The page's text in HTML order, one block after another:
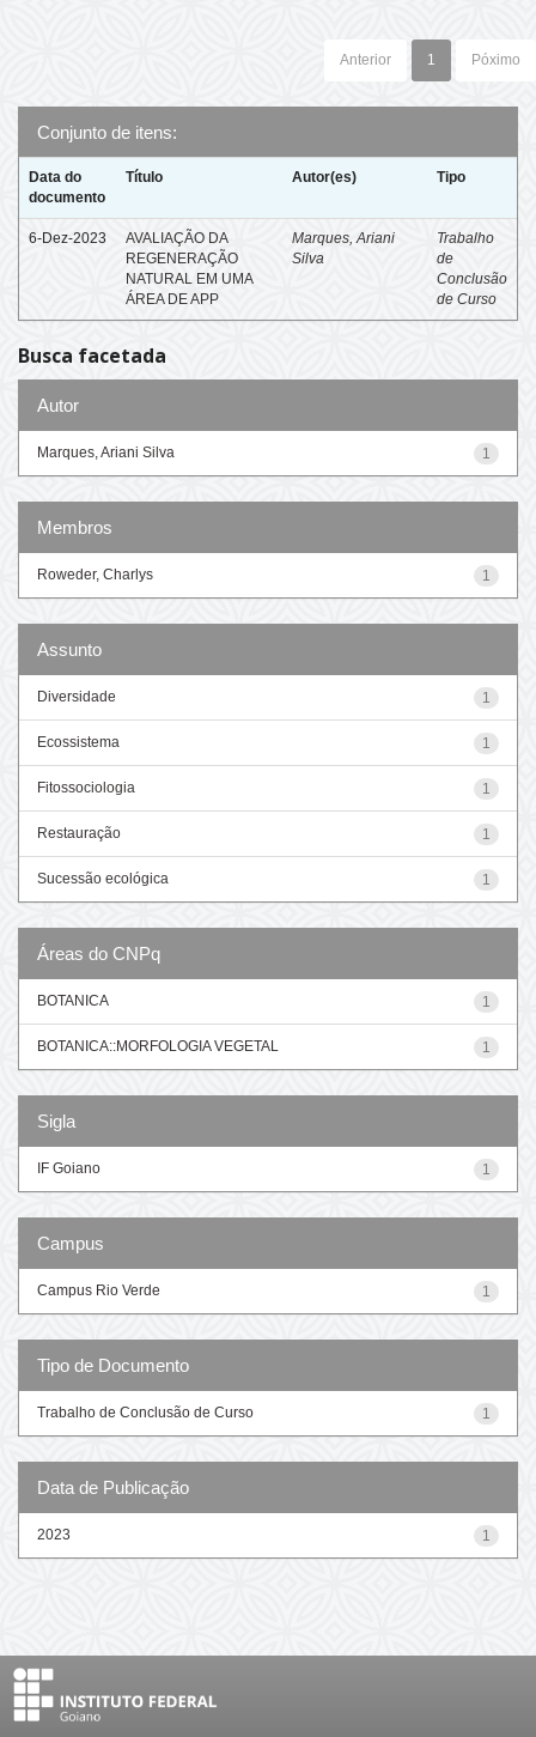
Anterior 1 Póximo
Conjunto de itens:
Data do
documento
Título Autor(es) Tipo
6-Dez-2023
AVALIAÇÃO DA
REGENERAÇÃO
NATURAL EM UMA
ÁREA DE APP
Marques, Ariani
Silva
Trabalho
de
Conclusão
de Curso
Busca facetada
Autor
1
Marques, Ariani Silva
Membros
1
Roweder, Charlys
Assunto
1
Diversidade
1
Ecossistema
1
Fitossociologia
1
Restauração
1
Sucessão ecológica
Áreas do CNPq
1
BOTANICA
1
BOTANICA::MORFOLOGIA VEGETAL
Sigla
1
IF Goiano
Campus
1
Campus Rio Verde
Tipo de Documento
1
Trabalho de Conclusão de Curso
Data de Publicação
1
2023